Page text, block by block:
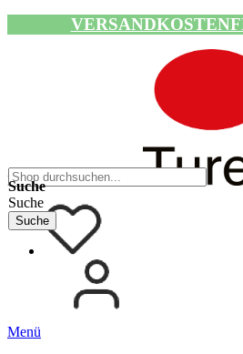
Navigation umschalten
Suche
Suche
Suche
Menü